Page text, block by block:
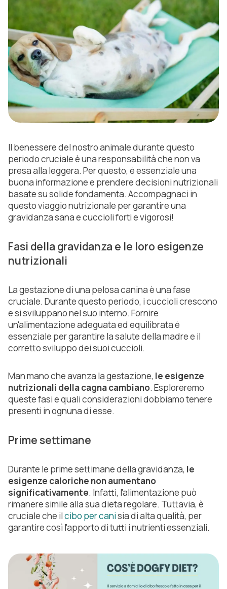
Il benessere del nostro animale durante questo
periodo cruciale è una responsabilità che non va
presa alla leggera. Per questo, è essenziale una
buona informazione e prendere decisioni nutrizionali
basate su solide fondamenta. Accompagnaci in
questo viaggio nutrizionale per garantire una
gravidanza sana e cuccioli forti e vigorosi!
Fasi della gravidanza e le loro esigenze
nutrizionali
La gestazione di una pelosa canina è una fase
cruciale. Durante questo periodo, i cuccioli crescono
e si sviluppano nel suo interno. Fornire
un'alimentazione adeguata ed equilibrata è
essenziale per garantire la salute della madre e il
corretto sviluppo dei suoi cuccioli.
Man mano che avanza la gestazione, le esigenze
nutrizionali della cagna cambiano. Esploreremo
queste fasi e quali considerazioni dobbiamo tenere
presenti in ognuna di esse.
Prime settimane
Durante le prime settimane della gravidanza, le
esigenze caloriche non aumentano
significativamente. Infatti, l'alimentazione può
rimanere simile alla sua dieta regolare. Tuttavia, è
cruciale che ilcibo per canisia di alta qualità, per
garantire così l'apporto di tutti i nutrienti essenziali.